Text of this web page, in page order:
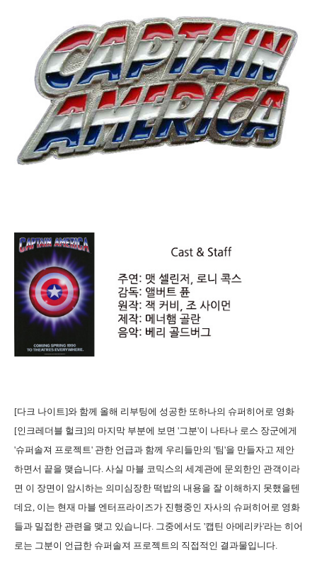
[다크 나이트]와 함께 올해 리부팅에 성공한 또하나의 슈퍼히어로 영화
[인크레더블 헐크]의 마지막 부분에 보면 '그분'이 나타나 로스 장군에게
'슈퍼솔져 프로젝트' 관한 언급과 함께 우리들만의 '팀'을 만들자고 제안
하면서 끝을 맺습니다. 사실 마블 코믹스의 세계관에 문외한인 관객이라
면 이 장면이 암시하는 의미심장한 떡밥의 내용을 잘 이해하지 못했을텐
데요, 이는 현재 마블 엔터프라이즈가 진행중인 자사의 슈퍼히어로 영화
들과 밀접한 관련을 맺고 있습니다. 그중에서도 '캡틴 아메리카'라는 히어
로는 그분이 언급한 슈퍼솔져 프로젝트의 직접적인 결과물입니다.